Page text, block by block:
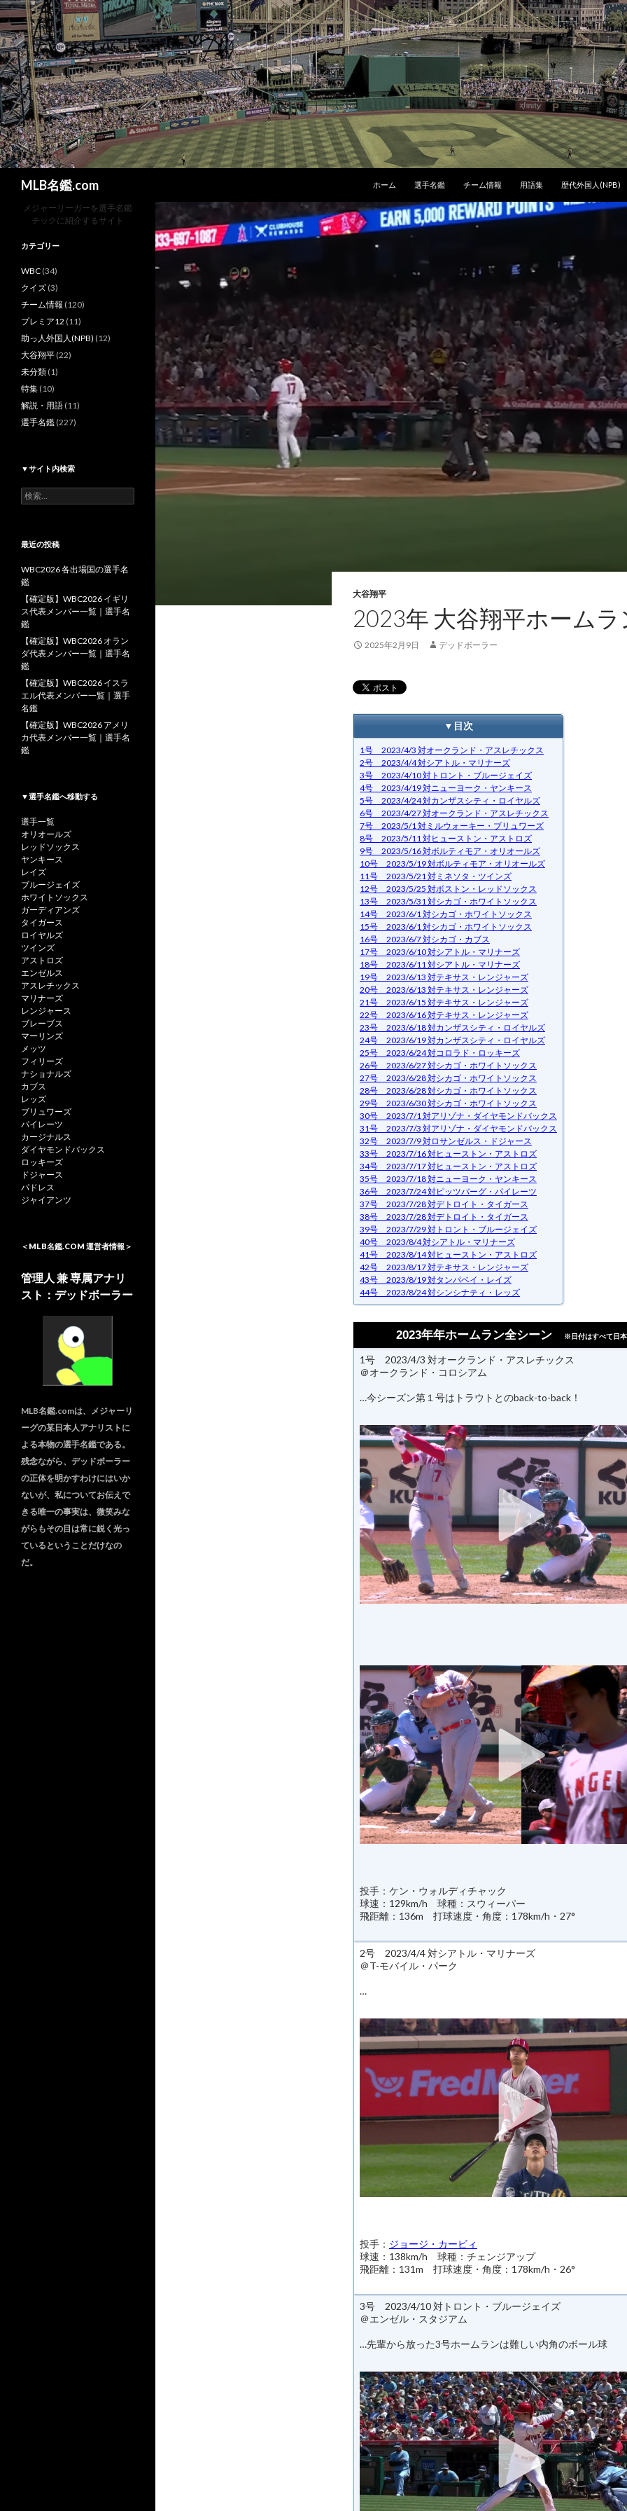
MLB名鑑.com
ホーム
選手名鑑 チーム情報 用語集 歴代外国人(NPB)
大谷翔平
2023年 大谷翔平ホームラ
2025年2月9日 デッドボーラー
▼目次
1号 2023/4/3 対オークランド・アスレチックス
2号 2023/4/4 対シアトル・マリナーズ
3号 2023/4/10 対トロント・ブルージェイズ
4号 2023/4/19 対ニューヨーク・ヤンキース
5号 2023/4/24 対カンザスシティ・ロイヤルズ
6号 2023/4/27 対オークランド・アスレチックス
7号 2023/5/1 対ミルウォーキー・ブリュワーズ
8号 2023/5/11 対ヒューストン・アストロズ
9号 2023/5/16 対ボルティモア・オリオールズ
10号 2023/5/19 対ボルティモア・オリオールズ
11号 2023/5/21 対ミネソタ・ツインズ
12号 2023/5/25 対ボストン・レッドソックス
13号 2023/5/31 対シカゴ・ホワイトソックス
14号 2023/6/1 対シカゴ・ホワイトソックス
15号 2023/6/1 対シカゴ・ホワイトソックス
16号 2023/6/7 対シカゴ・カブス
17号 2023/6/10 対シアトル・マリナーズ
18号 2023/6/11 対シアトル・マリナーズ
19号 2023/6/13 対テキサス・レンジャーズ
20号 2023/6/13 対テキサス・レンジャーズ
21号 2023/6/15 対テキサス・レンジャーズ
22号 2023/6/16 対テキサス・レンジャーズ
23号 2023/6/18 対カンザスシティ・ロイヤルズ
24号 2023/6/19 対カンザスシティ・ロイヤルズ
25号 2023/6/24 対コロラド・ロッキーズ
26号 2023/6/27 対シカゴ・ホワイトソックス
27号 2023/6/28 対シカゴ・ホワイトソックス
28号 2023/6/28 対シカゴ・ホワイトソックス
29号 2023/6/30 対シカゴ・ホワイトソックス
30号 2023/7/1 対アリゾナ・ダイヤモンドバックス
31号 2023/7/3 対アリゾナ・ダイヤモンドバックス
32号 2023/7/9 対ロサンゼルス・ドジャース
33号 2023/7/16 対ヒューストン・アストロズ
34号 2023/7/17 対ヒューストン・アストロズ
35号 2023/7/18 対ニューヨーク・ヤンキース
36号 2023/7/24 対ピッツバーグ・パイレーツ
37号 2023/7/28 対デトロイト・タイガース
38号 2023/7/28 対デトロイト・タイガース
39号 2023/7/29 対トロント・ブルージェイズ
40号 2023/8/4 対シアトル・マリナーズ
41号 2023/8/14 対ヒューストン・アストロズ
42号 2023/8/17 対テキサス・レンジャーズ
43号 2023/8/19 対タンパベイ・レイズ
44号 2023/8/24 対シンシナティ・レッズ
2023年年ホームラン全シーン ※日付はすべて日
1号 2023/4/3 対オークランド・アスレチックス
＠オークランド・コロシアム
…今シーズン第１号はトラウトとのback-to-back！
投手：ケン・ウォルディチャック
球速：129km/h 球種：スウィーパー
飛距離：136m 打球速度・角度：178km/h・27°
2号 2023/4/4 対シアトル・マリナーズ
＠T-モバイル・パーク
…
投手： ジョージ・カービィ
球速：138km/h 球種：チェンジアップ
飛距離：131m 打球速度・角度：178km/h・26°
3号 2023/4/10 対トロント・ブルージェイズ
＠エンゼル・スタジアム
…先輩から放った3号ホームランは難しい内角のボール球
メジャーリーガーを選手名鑑
チックに紹介するサイト
カテゴリー
WBC (34)
クイズ (3)
チーム情報 (120)
プレミア12 (11)
助っ人外国人(NPB) (12)
大谷翔平 (22)
未分類 (1)
特集 (10)
解説・用語 (11)
選手名鑑 (227)
▼サイト内検索
検
索:
最近の投稿
WBC2026 各出場国の選手名
鑑
【確定版】WBC2026 イギリ
ス代表メンバー一覧｜選手名
鑑
【確定版】WBC2026 オラン
ダ代表メンバー一覧｜選手名
鑑
【確定版】WBC2026 イスラ
エル代表メンバー一覧｜選手
名鑑
【確定版】WBC2026 アメリ
カ代表メンバー一覧｜選手名
鑑
▼選手名鑑へ移動する
選手一覧
オリオールズ
レッドソックス
ヤンキース
レイズ
ブルージェイズ
ホワイトソックス
ガーディアンズ
タイガース
ロイヤルズ
ツインズ
アストロズ
エンゼルス
アスレチックス
マリナーズ
レンジャース
ブレーブス
マーリンズ
メッツ
フィリーズ
ナショナルズ
カブス
レッズ
ブリュワーズ
パイレーツ
カージナルス
ダイヤモンドバックス
ロッキーズ
ドジャース
パドレス
ジャイアンツ
＜MLB名鑑.COM 運営者情報＞
管理人 兼 専属アナリ
スト：デッドボーラー
MLB名鑑.comは、メジャーリ
ーグの某日本人アナリストに
よる本物の選手名鑑である。
残念ながら、デッドボーラー
の正体を明かすわけにはいか
ないが、私についてお伝えで
きる唯一の事実は、微笑みな
がらもその目は常に鋭く光っ
ているということだけなの
だ。